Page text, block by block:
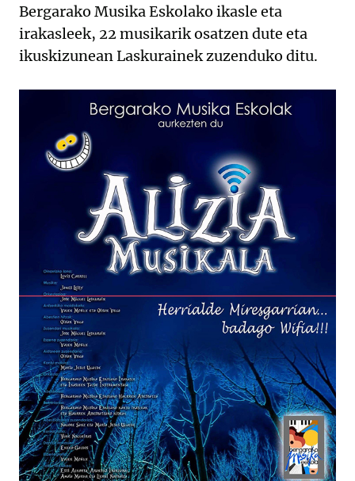
Bergarako Musika Eskolako ikasle eta
irakasleek, 22 musikarik osatzen dute eta
ikuskizunean Laskurainek zuzenduko ditu.